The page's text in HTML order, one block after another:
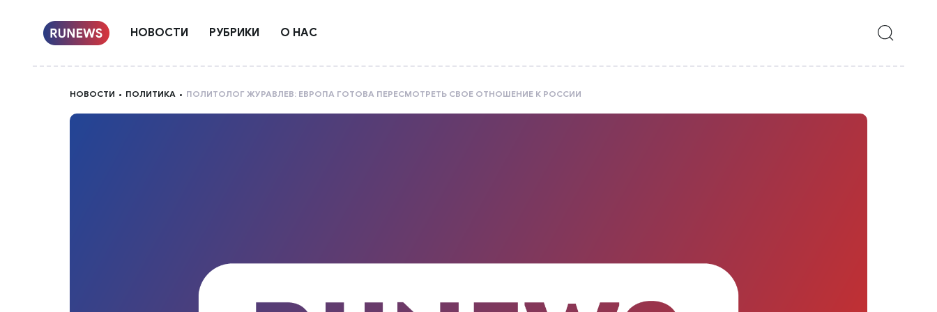
НОВОСТИ РУБРИКИ О НАС
НОВОСТИ ПОЛИТИКА ПОЛИТОЛОГ ЖУРАВЛЕВ: ЕВРОПА ГОТОВА ПЕРЕСМОТРЕТЬ СВОЕ ОТНОШЕНИЕ К РОССИИ